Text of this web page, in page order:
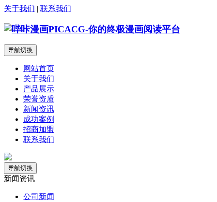
关于我们 | 联系我们
导航切换
网站首页
关于我们
产品展示
荣誉资质
新闻资讯
成功案例
招商加盟
联系我们
导航切换
新闻资讯
公司新闻